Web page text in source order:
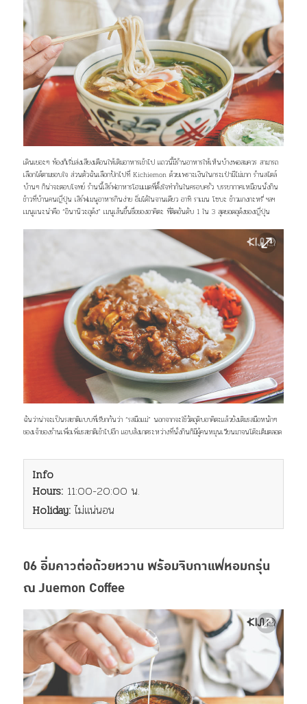
เดินเยอะๆ ท้องก็เริ่มส่งเสียงเตือนให้เติมอาหารเข้าไป แถวนี้มีร้านอาหารให้เห็นบ้างพอสมควร สามารถ
เลือกได้ตามชอบใจ ส่วนตัวฉันเลือกปักไปที่ Kichiemon ด้วยเพราะเงินในกระเป๋ามีไม่มาก ร้านสไตล์
บ้านๆ ก็น่าจะตอบโจทย์ ร้านนี้เสิร์ฟอาหารโฮมเมดที่ตั้งใจทำกันในครอบครัว บรรยากาศเหมือนนั่งกิน
ข้าวที่บ้านคนญี่ปุ่น เสิร์ฟเมนูอาหารกินง่าย อิ่มได้ในจานเดียว อาทิ ราเมน โซบะ ข้าวแกงกะหรี่ ฯลฯ
เมนูแนะนำคือ “อินานิวะอุด้ง” เมนูเส้นขึ้นชื่อของอาคิตะ ที่ติดอันดับ 1 ใน 3 สุดยอดอุด้งของญี่ปุ่น
ฉันว่าน่าจะเป็นรสชาติแบบที่เรียกกันว่า “รสมือแม่” นอกจากจะใช้วัตถุดิบอาคิตะแล้วยังเติมรสมือหนักๆ
ของเจ้าของร้านเพื่อเพิ่มรสชาติเข้าไปอีก แอบสังเกตระหว่างที่นั่งกินก็มีผู้คนหมุนเวียนมาจนโต๊ะเต็มตลอด
Info
Hours:11:00-20:00 น.
Holiday:ไม่แน่นอน
06 อิ่มคาวต่อด้วยหวาน พร้อมจิบกาแฟหอมกรุ่น
ณ Juemon Coffee